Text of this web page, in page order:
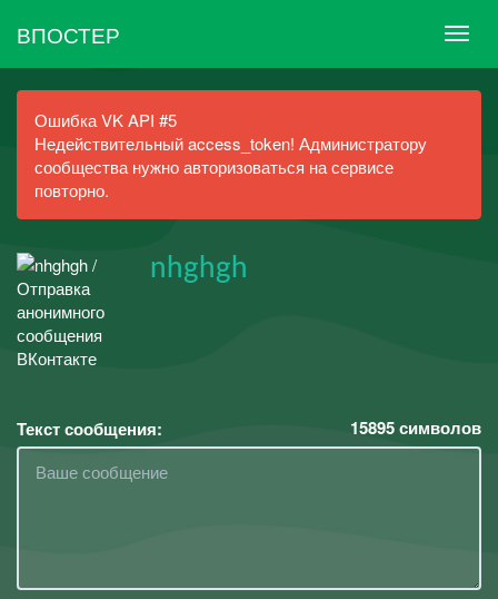
ВПОСТЕР
Ошибка VK API #5
Недействительный access_token! Администратору
сообщества нужно авторизоваться на сервисе
повторно.
nhghgh
Текст сообщения: 15895символов